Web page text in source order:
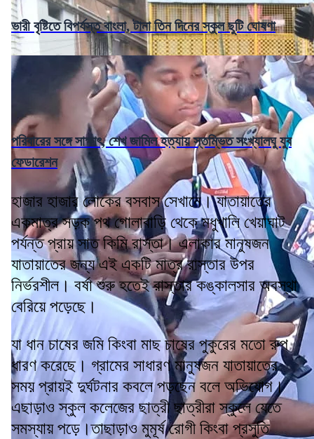
ভারী বৃষ্টিতে বিপর্যস্ত বাংলা, টানা তিন দিনের স্কুল ছুটি ঘোষণা
পরিবারের সঙ্গে সাক্ষাৎ, শেখ জামিল হত্যায় স্তম্ভিত সংখ্যালঘু যুব
ফেডারেশন
হাজার হাজার লোকের বসবাস সেখানে। যাতায়াতের
একমাত্র সড়ক পথ গোলাবাড়ি থেকে মধুখালি খেয়াঘাট
পর্যন্ত প্রায় সাত কিমি রাস্তা। এলাকার মানুষজন
যাতায়াতের জন্য এই একটি মাত্র রাস্তার উপর
নির্ভরশীল। বর্ষা শুরু হতেই রাস্তার কঙ্কালসার অবস্থা
বেরিয়ে পড়েছে।
যা ধান চাষের জমি কিংবা মাছ চাষের পুকুরের মতো রুপ
ধারণ করেছে। গ্রামের সাধারণ মানুষজন যাতায়াতের
সময় প্রায়ই দুর্ঘটনার কবলে পড়ছেন বলে অভিযোগ।
এছাড়াও স্কুল কলেজের ছাত্রী ছাত্রীরা স্কুলে যেতে
সমস্যায় পড়ে।তাছাড়াও মুমূর্ষ রোগী কিংবা প্রসুতি